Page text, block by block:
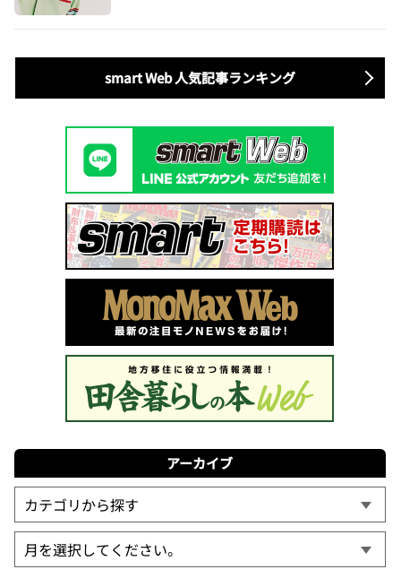
smart Web 人気記事ランキング
アーカイブ